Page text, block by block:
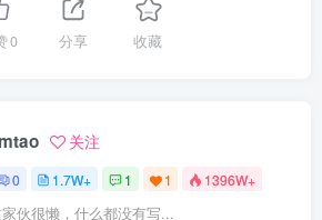
0 分享 收藏
关注
0 1.7W+ 1 1 1396W+
伙很懒，什么都没有写...